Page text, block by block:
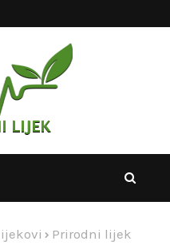
Prirodni lijek